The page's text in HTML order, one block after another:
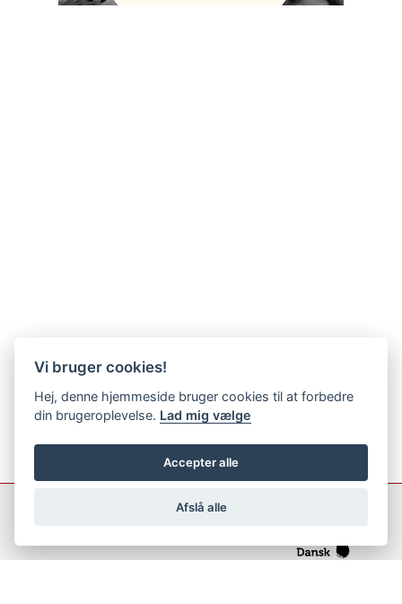
Vi bruger cookies!
Hej, denne hjemmeside bruger cookies til at forbedre
din brugeroplevelse. Lad mig vælge
Accepter alle
Afslå alle